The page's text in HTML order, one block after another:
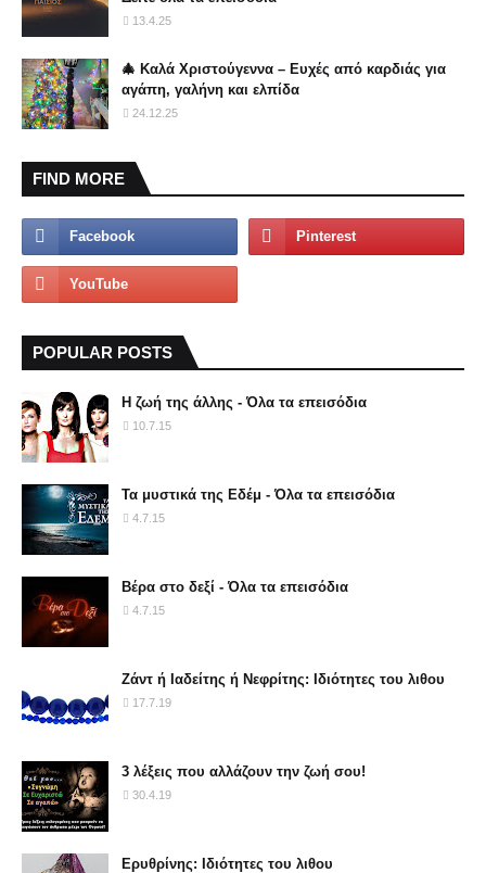
13.4.25
🎄 Καλά Χριστούγεννα – Ευχές από καρδιάς για
αγάπη, γαλήνη και ελπίδα
24.12.25
FIND MORE
POPULAR POSTS
Η ζωή της άλλης - Όλα τα επεισόδια
10.7.15
Τα μυστικά της Εδέμ - Όλα τα επεισόδια
4.7.15
Βέρα στο δεξί - Όλα τα επεισόδια
4.7.15
Ζάντ ή Ιαδείτης ή Νεφρίτης: Ιδιότητες του λιθου
17.7.19
3 λέξεις που αλλάζουν την ζωή σου!
30.4.19
Ερυθρίνης: Ιδιότητες του λιθου